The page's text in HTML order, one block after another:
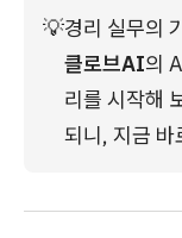
💡
클로브AI의
리를 시작해
되니, 지금 바